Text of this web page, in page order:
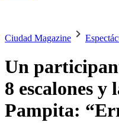
Ciudad Magazine
Un
8 escalones y
Pampita: